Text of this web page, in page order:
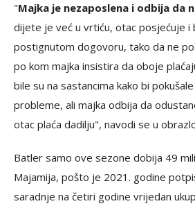
"Majka je nezaposlena i odbija da
dijete je već u vrtiću, otac posjećuje i
postignutom dogovoru, tako da ne
po kom majka insistira da oboje
bile su na sastancima kako bi
probleme, ali majka odbija da
otac plaća dadilju", navodi se u
Batler samo ove sezone dobija 49
Majamija, pošto je 2021. godine
saradnje na četiri godine vrijedan